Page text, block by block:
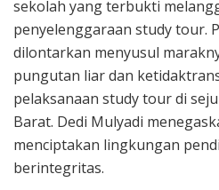
sekolah yang terbukti
penyelenggaraan study tour.
dilontarkan menyusul
pungutan liar dan
pelaksanaan study tour di
Barat. Dedi Mulyadi
menciptakan lingkungan
berintegritas.